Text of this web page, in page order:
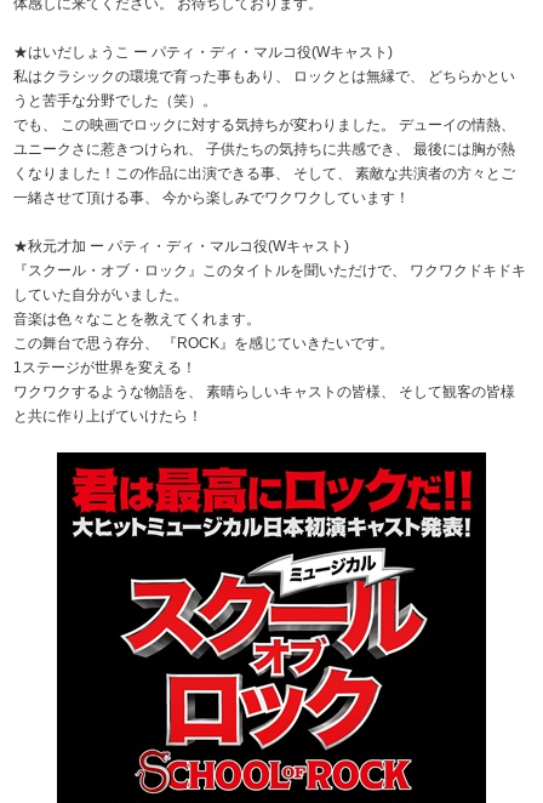
体感しに来てください。 お待ちしております。
★はいだしょうこ ー パティ・ディ・マルコ役(Wキャスト)
私はクラシックの環境で育った事もあり、 ロックとは無縁で、 どちらかとい
うと苦手な分野でした（笑）。
でも、 この映画でロックに対する気持ちが変わりました。 デューイの情熱、
ユニークさに惹きつけられ、 子供たちの気持ちに共感でき、 最後には胸が熱
くなりました！この作品に出演できる事、 そして、 素敵な共演者の方々とご
一緒させて頂ける事、 今から楽しみでワクワクしています！
★秋元才加 ー パティ・ディ・マルコ役(Wキャスト)
『スクール・オブ・ロック』このタイトルを聞いただけで、 ワクワクドキドキ
していた自分がいました。
音楽は色々なことを教えてくれます。
この舞台で思う存分、 『ROCK』を感じていきたいです。
1ステージが世界を変える！
ワクワクするような物語を、 素晴らしいキャストの皆様、 そして観客の皆様
と共に作り上げていけたら！